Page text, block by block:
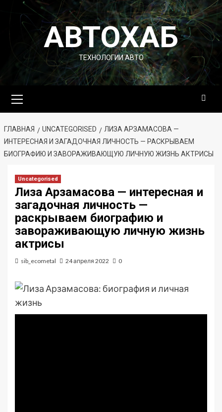
Перейти
содержимомуАВТОХАБ
ТЕХНОЛОГИИ АВТО
меню
ГЛАВНАЯ UNCATEGORISED
ЛИЗА АРЗАМАСОВА —
ИНТЕРЕСНАЯ И ЗАГАДОЧНАЯ ЛИЧНОСТЬ — РАСКРЫВАЕМ
БИОГРАФИЮ И ЗАВОРАЖИВАЮЩУЮ ЛИЧНУЮ ЖИЗНЬ АКТРИСЫ
Uncategorised
Лиза Арзамасова — интересная и
загадочная личность —
раскрываем биографию и
завораживающую личную жизнь
актрисы
sib_ecometal 24 апреля 2022 0